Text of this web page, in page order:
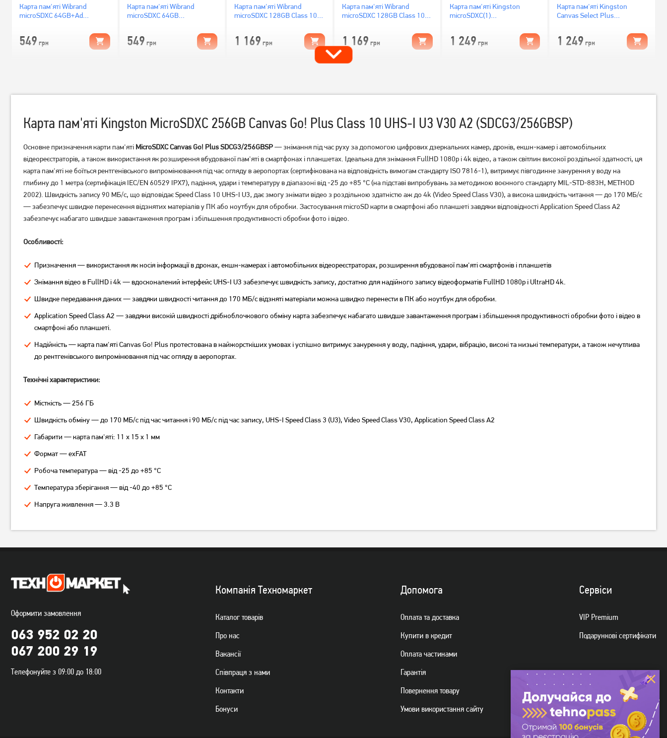
Карта пам'яті Wibrand
microSDXC 64GB+Ad
549 грн
Карта пам'яті Wibrand
microSDXC 64GB
549 грн
Карта пам'яті Wibrand
microSDXC 128GB Class 10
1 169 грн
Карта пам'яті Wibrand
microSDXC 128GB Class 10
1 169 грн
Карта пам'яті Kingston
microSDXC(1)
1 249 грн
Карта пам'яті Kingston
Canvas Select Plus
1 249 грн
Карта пам'яті Kingston
Canvas Select Plus
microSDXC 64GB UHS-I U1
V10 (SDCS3/64GBSP)
849грн
Карта пам'яті Wibrand
microSDXC(U3) 64GB
(WICDXU3/64GB)
629грн
Карта пам'яті Kingston
microSDXC(U3) 512Gb+Ad
(SDCS3/512GB)
3 739грн
Карта пам'яті Lexar
microSDXC High-
Performance 633x 128GB
Class 10 UHS-I/U3 R100 + SD
adapter (LMS0633128G-
1 299
Карта пам'яті Wibrand
microSDHC 16GB UHS-I U1
V6 (WICDHU1/16GB)
Карта пам'яті Mibrand
MicroSDXC 64GB
(MICDXU1/64GB-A)
120
Карта пам'яті Team
(TUSDH16GCL1002)
Немає в наявності
Карта пам'яті Apacer
Карта пам'яті Apacer
Карта пам'яті Kingston MicroSDXC 256GB Canvas Go! Plus Class 10 UHS-I U3 V30 A2 (SDCG3/256GBSP)
Основне призначення карти пам'яті MicroSDXC Canvas Go! Plus SDCG3/256GBSP— знімання під час руху за допомогою цифрових дзеркальних камер, дронів, екшн-камер і автомобільних
відеореєстраторів, а також використання як розширення вбудованої пам'яті в смартфонах і планшетах. Ідеальна для знімання FullHD 1080p і 4k відео, а також світлин високої роздільної здатності, ця
карта пам'яті не боїться рентгенівського випромінювання під час огляду в аеропортах (сертифікована на відповідність вимогам стандарту ISO 7816-1), витримує півгодинне занурення у воду на
глибину до 1 метра (сертифікація IEC/EN 60529 IPX7), падіння, удари і температуру в діапазоні від -25 до +85 °C (на підставі випробувань за методикою воєнного стандарту MIL-STD-883H, METHOD
2002). Швидкість запису 90 МБ/с, що відповідає Speed Class 10 UHS-I U3, дає змогу знімати відео з роздільною здатністю аж до 4k (Video Speed Class V30), а висока швидкість читання — до 170 МБ/с
— забезпечує швидке перенесення відзнятих матеріалів у ПК або ноутбук для обробки. Застосування microSD карти в смартфоні або планшеті завдяки відповідності Application Speed Class A2
забезпечує набагато швидше завантаження програм і збільшення продуктивності обробки фото і відео.
Особливості:
Призначення — використання як носія інформації в дронах, екшн-камерах і автомобільних відеореєстраторах, розширення вбудованої пам'яті смартфонів і планшетів
Знімання відео в FullHD і 4k — вдосконалений інтерфейс UHS-I U3 забезпечує швидкість запису, достатню для надійного запису відеоформатів FullHD 1080p і UltraHD 4k.
Швидке передавання даних — завдяки швидкості читання до 170 МБ/с відзняті матеріали можна швидко перенести в ПК або ноутбук для обробки.
Application Speed Class A2 — завдяки високій швидкості дрібноблочкового обміну карта забезпечує набагато швидше завантаження програм і збільшення продуктивності обробки фото і відео в
смартфоні або планшеті.
Надійність — карта пам'яті Canvas Go! Plus протестована в найжорсткіших умовах і успішно витримує занурення у воду, падіння, удари, вібрацію, високі та низькі температури, а також нечутлива
до рентгенівського випромінювання під час огляду в аеропортах.
Технічні характеристики:
Місткість — 256 ГБ
Швидкість обміну — до 170 МБ/с під час читання і 90 МБ/с під час запису, UHS-I Speed Class 3 (U3), Video Speed Class V30, Application Speed Class A2
Габарити — карта пам'яті: 11 x 15 x 1 мм
Формат — exFAT
Робоча температура — від -25 до +85 °C
Температура зберігання — від -40 до +85 °C
Напруга живлення — 3.3 В
Оформити замовлення
063 952 02 20
067 200 29 19
Телефонуйте з 09:00 до 18:00
Компанiя Техномаркет
Каталог товарiв
Про нас
Вакансії
Спiвпраця з нами
Контакти
Бонуси
Допомога
Оплата та доставка
Купити в кредит
Оплата частинами
Гарантiя
Повернення товару
Умови використання сайту
Сервiси
VIP Premium
Подарункові сертифікати